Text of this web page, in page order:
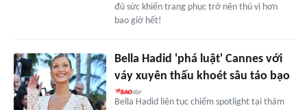
đủ sức khiến trang phục trở nên thú vị hơn
bao giờ hết!
Bella Hadid 'phá luật' Cannes với
váy xuyên thấu khoét sâu táo bạo
Bella Hadid liên tục chiếm spotlight tại thảm